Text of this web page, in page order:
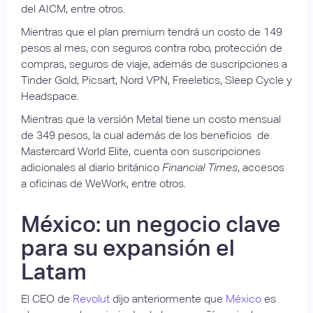
del AICM, entre otros.
Mientras que el plan premium tendrá un costo de 149
pesos al mes, con seguros contra robo, protección de
compras, seguros de viaje, además de suscripciones a
Tinder Gold, Picsart, Nord VPN, Freeletics, Sleep Cycle y
Headspace.
Mientras que la versión Metal tiene un costo mensual
de 349 pesos, la cual además de los beneficios de
Mastercard World Elite, cuenta con suscripciones
adicionales al diario británico Financial Times, accesos
a oficinas de WeWork, entre otros.
México: un negocio clave
para su expansión el
Latam
El CEO de Revolut dijo anteriormente que México es